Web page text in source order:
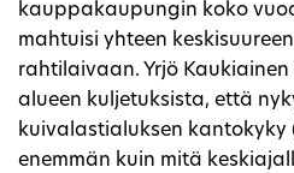
kauppakaupungin koko
mahtuisi yhteen
rahtilaivaan. Yrjö Kaukiainen
alueen kuljetuksista, että
kuivalastialuksen kantokyky
enemmän kuin mitä